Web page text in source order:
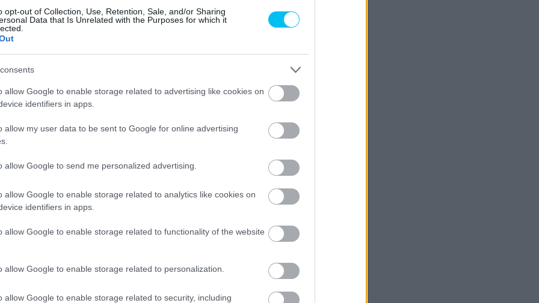
opt-out of Collection, Use, Retention, Sale, and/or Sharing
Data that Is Unrelated with the Purposes for which it
allow Google to enable storage related to advertising like cookies on
identifiers in apps.
allow my user data to be sent to Google for online advertising
allow Google to send me personalized advertising.
allow Google to enable storage related to analytics like cookies on
identifiers in apps.
allow Google to enable storage related to functionality of the website
allow Google to enable storage related to personalization.
allow Google to enable storage related to security, including
hiszen elképzeléseik a Ducatival teljesen más irányt
aki végül úgy döntött, hogy csatlakozik a
a Domenicallival és Fillippo Preziosival való jó
ideje, hogy valami újba kezdjek. Nakamoto HRC-hez
2011-ben Casey-vel, 2013-ban, 2014-ben,
2019-ben pedig Marc-kal nyertünk bajnoki címet.
a sikeres időszakról.
jó kapcsolatot ápolnak. A napokban az ausztrál
a korábbi HRC-vezér volt és egy tenisz